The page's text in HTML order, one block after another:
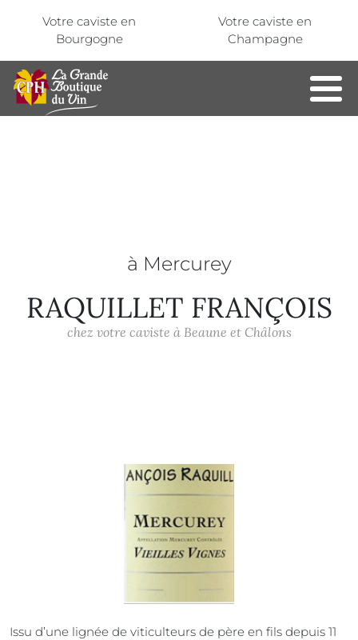
Votre caviste en
Bourgogne
Votre caviste en
Champagne
à Mercurey
RAQUILLET FRANÇOIS
chez votre caviste à Beaune et Châlons
Issu d’une lignée de viticulteurs de père en fils depuis 11